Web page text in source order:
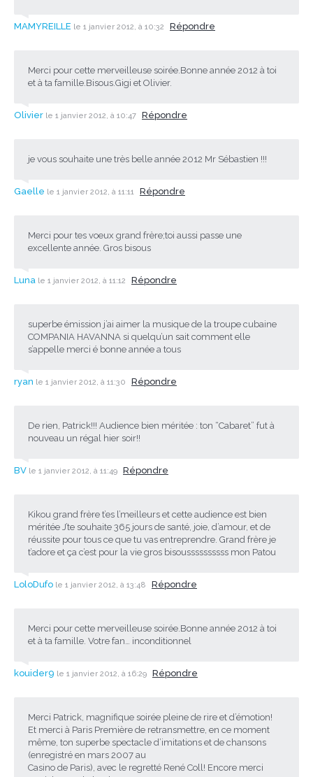
MAMYREILLE le 1 janvier 2012, à 10:32 Répondre
Merci pour cette merveilleuse soirée.Bonne année 2012 à toi
et à ta famille.Bisous.Gigi et Olivier.
Olivier le 1 janvier 2012, à 10:47 Répondre
je vous souhaite une très belle année 2012 Mr Sébastien !!!
Gaelle le 1 janvier 2012, à 11:11 Répondre
Merci pour tes voeux grand frère;toi aussi passe une
excellente année. Gros bisous
Luna le 1 janvier 2012, à 11:12 Répondre
superbe émission j’ai aimer la musique de la troupe cubaine
COMPANIA HAVANNA si quelqu’un sait comment elle
s’appelle merci é bonne année a tous
ryan le 1 janvier 2012, à 11:30 Répondre
De rien, Patrick!!! Audience bien méritée : ton “Cabaret” fut à
nouveau un régal hier soir!!
BV le 1 janvier 2012, à 11:49 Répondre
Kikou grand frère t’es l’meilleurs et cette audience est bien
méritée J’te souhaite 365 jours de santé, joie, d’amour, et de
réussite pour tous ce que tu vas entreprendre. Grand frère je
t’adore et ça c’est pour la vie gros bisoussssssssss mon Patou
LoloDufo le 1 janvier 2012, à 13:48 Répondre
Merci pour cette merveilleuse soirée.Bonne année 2012 à toi
et à ta famille. Votre fan… inconditionnel
kouider9 le 1 janvier 2012, à 16:29 Répondre
Merci Patrick, magnifique soirée pleine de rire et d’émotion!
Et merci à Paris Première de retransmettre, en ce moment
même, ton superbe spectacle d’imitations et de chansons
(enregistré en mars 2007 au
Casino de Paris), avec le regretté René Coll! Encore merci